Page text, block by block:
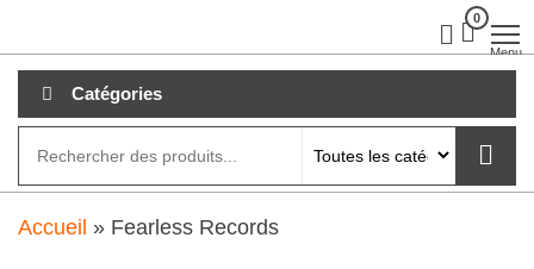
au
contenu
0
Menu
Catégories
Accueil » Fearless Records